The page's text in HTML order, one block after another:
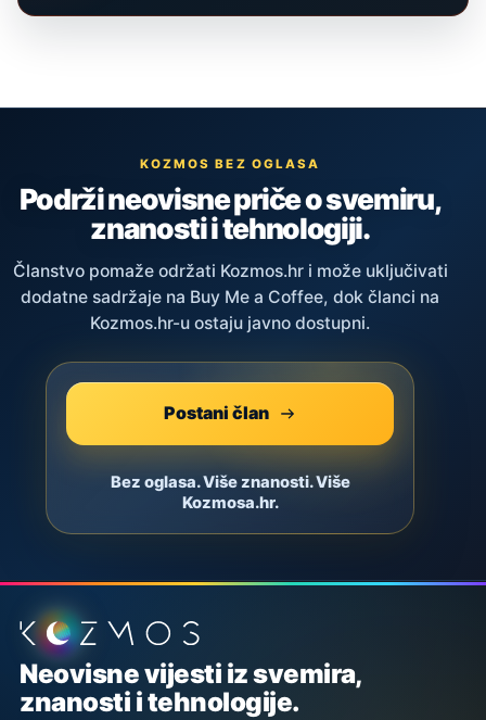
KOZMOS BEZ OGLASA
Podrži neovisne priče o svemiru,
znanosti i tehnologiji.
Članstvo pomaže održati Kozmos.hr i može uključivati
dodatne sadržaje na Buy Me a Coffee, dok članci na
Kozmos.hr-u ostaju javno dostupni.
Postani član
Bez oglasa. Više znanosti. Više
Kozmosa.hr.
Podnožje stranice
Neovisne vijesti iz svemira,
znanosti i tehnologije.